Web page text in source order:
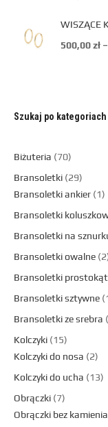
WISZĄCE
500,00zł –
Szukaj po kategoriach
Biżuteria
70
Bransoletki 29
Bransoletki ankier 1
Bransoletki
Bransoletki na
Bransoletki owalne 2
Bransoletki
Bransoletki sztywne
Bransoletki ze srebra
Kolczyki 15
Kolczyki do nosa
2
Kolczyki do ucha
13
Obrączki 7
Obrączki bez kamienia